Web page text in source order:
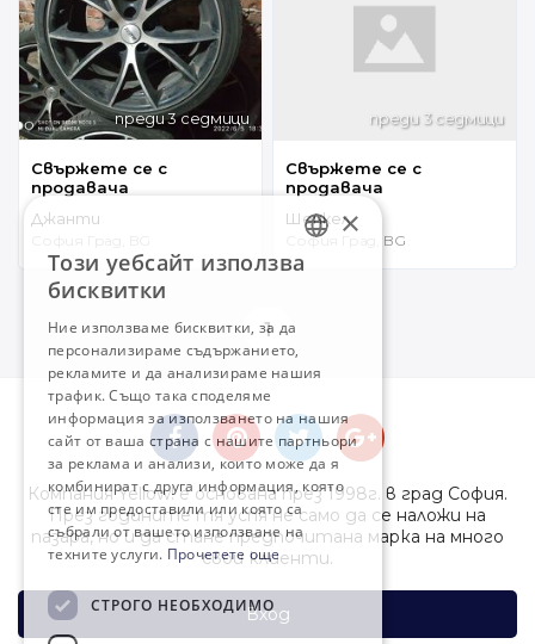
преди 3 седмици
Свържете се с
продавача
Джанти
преди 3 седмици
Свържете се с
продавача
Шенкел
София Град, BG
1
Компания Yellow! е основана през 1998г. в град София.
През годините тя успя не само да се наложи на
пазара, но и да стане предпочитана марка на много
свои клиенти.
Вход
BULGARIAN
×
Този уебсайт използва
бисквитки
Ние използваме бисквитки, за да
персонализираме съдържанието,
рекламите и да анализираме нашия
трафик. Също така споделяме
информация за използването на нашия
сайт от ваша страна с нашите партньори
за реклама и анализи, които може да я
комбинират с друга информация, която
сте им предоставили или която са
събрали от вашето използване на
техните услуги. Прочетете още
СТРОГО НЕОБХОДИМО